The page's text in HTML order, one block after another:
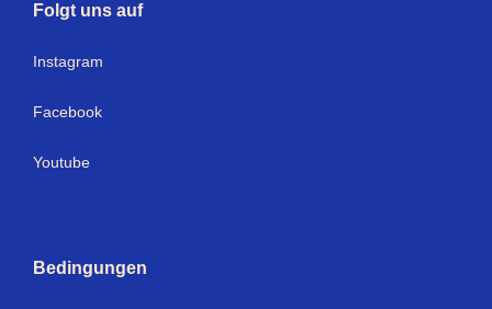
Folgt uns auf
Instagram
Facebook
Youtube
Bedingungen